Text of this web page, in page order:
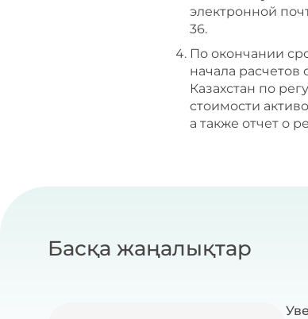
электронной
36.
По окончании
начала
Казахстан по
стоимости
а также отчет о
Басқа жаңалықтар